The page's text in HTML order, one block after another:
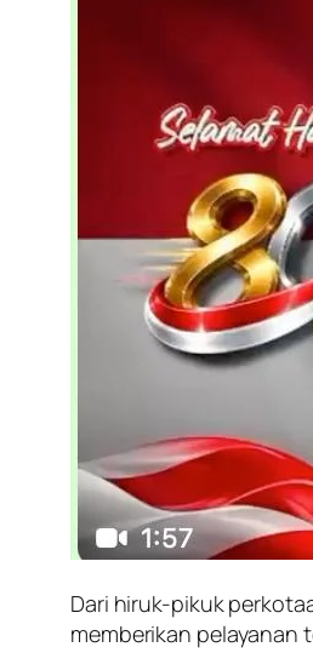
Dari hiruk-pikuk
memberikan pelayanan